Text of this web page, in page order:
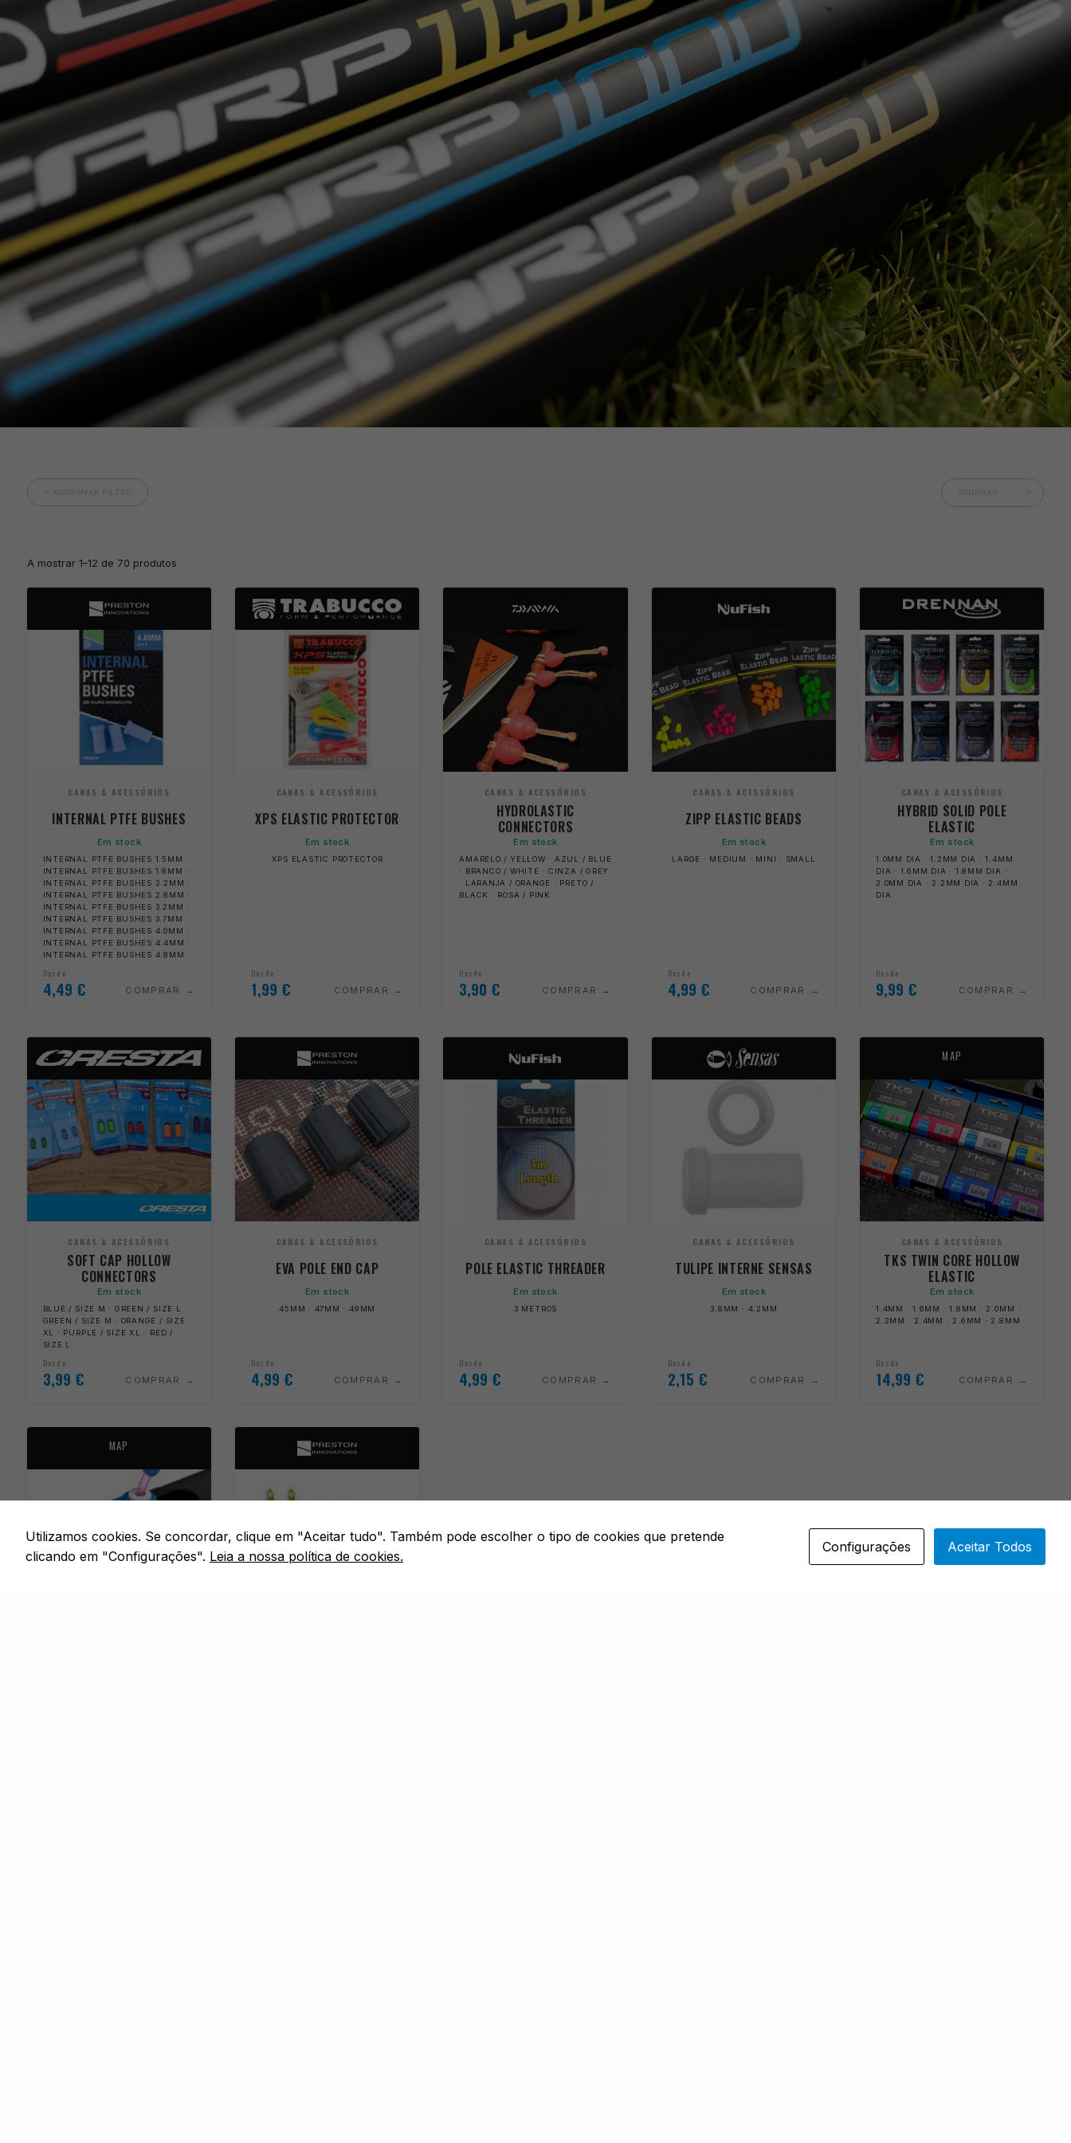
A mostrar 1–12 de 70 produtos
CANAS & ACESSÓRIOS
INTERNAL PTFE BUSHES
Em stock
INTERNAL PTFE BUSHES 1.5MM ·
INTERNAL PTFE BUSHES 1.8MM ·
INTERNAL PTFE BUSHES 2.2MM ·
INTERNAL PTFE BUSHES 2.8MM ·
INTERNAL PTFE BUSHES 3.2MM ·
INTERNAL PTFE BUSHES 3.7MM ·
INTERNAL PTFE BUSHES 4.0MM ·
INTERNAL PTFE BUSHES 4.4MM ·
INTERNAL PTFE BUSHES 4.8MM
Desde
4,49 € COMPRAR
CANAS & ACESSÓRIOS
XPS ELASTIC PROTECTOR
Em stock
XPS ELASTIC PROTECTOR
Desde
1,99 € COMPRAR
CANAS & ACESSÓRIOS
HYDROLASTIC
CONNECTORS
Em stock
AMARELO / YELLOW · AZUL / BLUE
· BRANCO / WHITE · CINZA / GREY
· LARANJA / ORANGE · PRETO /
BLACK · ROSA / PINK
Desde
3,90 € COMPRAR
CANAS & ACESSÓRIOS
ZIPP ELASTIC BEADS
Em stock
LARGE · MEDIUM · MINI · SMALL
Desde
4,99 € COMPRAR
CANAS & ACESSÓRIOS
HYBRID SOLID POLE
ELASTIC
Em stock
1.0MM DIA · 1.2MM DIA · 1.4MM
DIA · 1.6MM DIA · 1.8MM DIA ·
2.0MM DIA · 2.2MM DIA · 2.4MM
DIA
Desde
9,99 € COMPRAR
CANAS & ACESSÓRIOS
SOFT CAP HOLLOW
CONNECTORS
Em stock
BLUE / SIZE M · GREEN / SIZE L ·
GREEN / SIZE M · ORANGE / SIZE
XL · PURPLE / SIZE XL · RED /
SIZE L
Desde
3,99 € COMPRAR
CANAS & ACESSÓRIOS
EVA POLE END CAP
Em stock
45MM · 47MM · 49MM
Desde
4,99 € COMPRAR
CANAS & ACESSÓRIOS
POLE ELASTIC THREADER
Em stock
3 METROS
Desde
4,99 € COMPRAR
CANAS & ACESSÓRIOS
TULIPE INTERNE SENSAS
Em stock
3.8MM · 4.2MM
Desde
2,15 € COMPRAR
MAP
CANAS & ACESSÓRIOS
TKS TWIN CORE HOLLOW
ELASTIC
Em stock
1.4MM · 1.6MM · 1.8MM · 2.0MM ·
2.2MM · 2.4MM · 2.6MM · 2.8MM
Desde
14,99 € COMPRAR
MAP
Utilizamos cookies. Se concordar, clique em "Aceitar tudo". Também pode escolher o tipo de cookies que pretende
clicando em "Configurações". Leia a nossa política de cookies.
Configurações Aceitar Todos